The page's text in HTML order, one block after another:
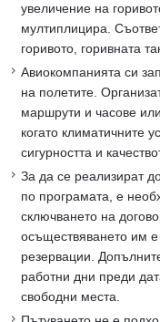
увеличение на
мултиплицира.
горивото, горивната
Авиокомпанията си
на полетите.
маршрути и часове
когато климатичните
сигурността и
За да се реализират
по програмата, е
сключването на
осъществяването им
резервации.
работни дни преди
свободни места.